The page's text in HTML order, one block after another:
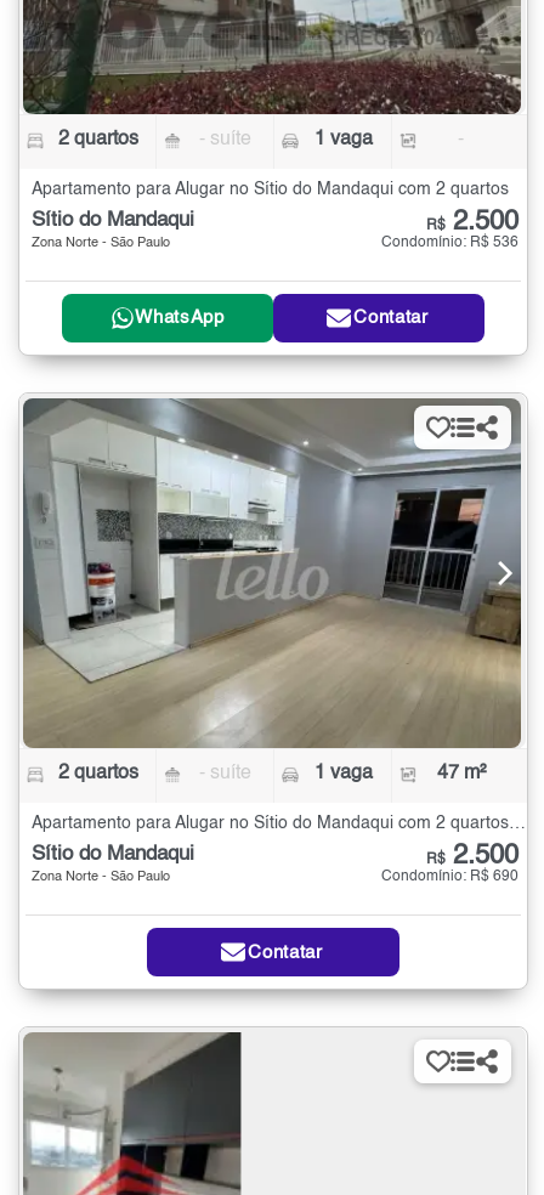
2 quartos - suíte 1 vaga -
Apartamento para Alugar no Sítio do Mandaqui com 2 quartos
Sítio do Mandaqui
Zona Norte - São Paulo
R$ 2.500
Condomínio: R$ 536
WhatsApp Contatar
2 quartos - suíte 1 vaga 47 m²
Apartamento para Alugar no Sítio do Mandaqui com 2 quartos - 47 m²
Sítio do Mandaqui
Zona Norte - São Paulo
R$ 2.500
Condomínio: R$ 690
Contatar